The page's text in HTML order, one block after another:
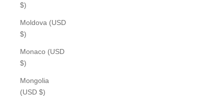
$)
Moldova (USD
$)
Monaco (USD
$)
Mongolia
(USD $)